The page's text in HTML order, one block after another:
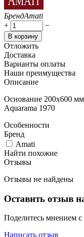
БрендAmati
+
−
В корзину
Отложить
Доставка
Варианты оплаты
Наши преимущества
Описание
Основание 200х600
Aquarama 1970
Особенности
Бренд
Amati
Найти похожие
Отзывы
Отзывы не найдены
Оставить отзыв
Поделитесь мнением
Написать отзыв